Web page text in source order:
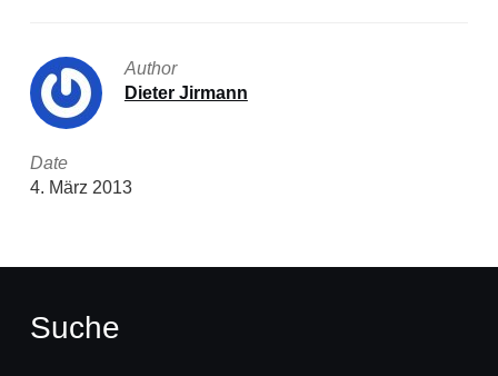
Author
Dieter Jirmann
Date
4. März 2013
Suche